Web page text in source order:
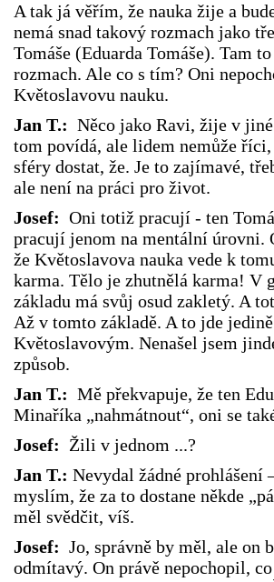
A tak já věřím, že nauka žije a
nemá snad takový rozmach jako
Tomáše (Eduarda Tomáše). Tam
rozmach. Ale co s tím? Oni
Květoslavovu nauku.
Jan T.: Něco jako Ravi, žije v
tom povídá, ale lidem nemůže říci,
sféry dostat, že. Je to zajímavé,
ale není na práci pro život.
Josef: Oni totiž pracují - ten
pracují jenom na mentální úrovni.
že Květoslavova nauka vede k
karma. Tělo je zhutnělá karma! V
základu má svůj osud zakletý. A
Až v tomto základě. A to jde
Květoslavovým. Nenašel jsem
způsob.
Jan T.: Mě překvapuje, že ten
Minaříka „nahmátnout“, oni se
Josef: Žili v jednom ...?
Jan T.: Nevydal žádné prohlášení
myslím, že za to dostane někde
měl svědčit, víš.
Josef: Jo, správně by měl, ale on
odmítavý. On právě nepochopil,